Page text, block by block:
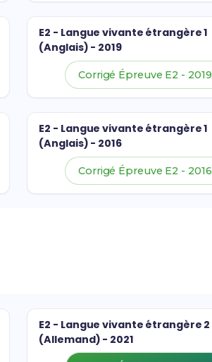
E2 - Langue vivante étrangère 1
(Anglais) - 2019
Corrigé Épreuve E2 - 2019
E2 - Langue vivante étrangère 1
(Anglais) - 2016
Corrigé Épreuve E2 - 2016
E2 - Langue vivante étrangère 2
(Allemand) - 2021